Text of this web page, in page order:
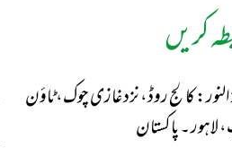
کریں
کالج روڈ، نزد غازی چوک، ٹاؤن
۔ پاکستان